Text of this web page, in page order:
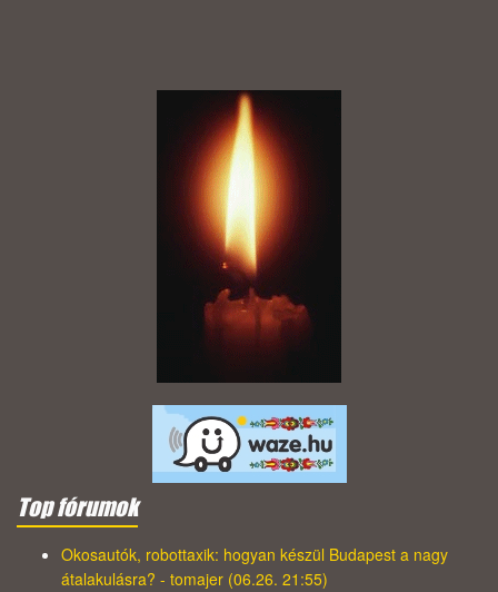
Top fórumok
Okosautók, robottaxik: hogyan készül Budapest a nagy
átalakulásra? - tomajer (06.26. 21:55)